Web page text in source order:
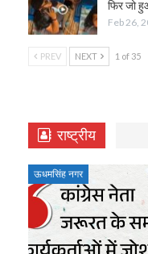
फिर जो
Feb 26,
PREV NEXT 1 of 35
राष्ट्रीय
ऊधमसिंह नगर